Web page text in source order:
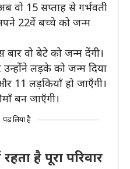
वो 15 सप्ताह से गर्भवती
22वें बच्चे को जन्म
बार वो बेटे को जन्म देंगी।
लड़के को जन्म दिया
11 लड़कियाँ हो जाएँगी।
बन जाएँगी।
पढ़ लिया है
है पूरा परिवार